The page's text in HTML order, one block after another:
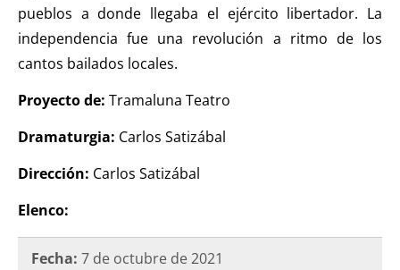
pueblos a donde llegaba el ejército libertador. La
independencia fue una revolución a ritmo de los
cantos bailados locales.
Proyecto de: Tramaluna Teatro
Dramaturgia: Carlos Satizábal
Dirección: Carlos Satizábal
Elenco:
Fecha: 7 de octubre de 2021